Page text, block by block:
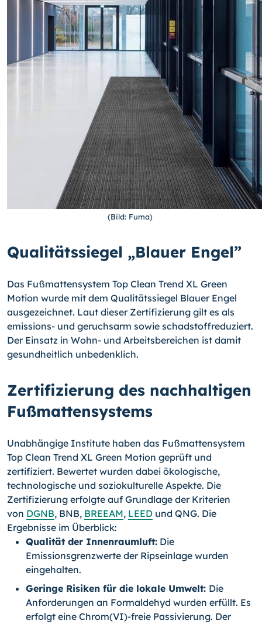
(Bild: Fuma)
Qualitätssiegel „Blauer Engel”
Das Fußmattensystem Top Clean Trend XL Green
Motion wurde mit dem Qualitätssiegel Blauer Engel
ausgezeichnet. Laut dieser Zertifizierung gilt es als
emissions- und geruchsarm sowie schadstoffreduziert.
Der Einsatz in Wohn- und Arbeitsbereichen ist damit
gesundheitlich unbedenklich.
Zertifizierung des nachhaltigen
Fußmattensystems
Unabhängige Institute haben das Fußmattensystem
Top Clean Trend XL Green Motion geprüft und
zertifiziert. Bewertet wurden dabei ökologische,
technologische und soziokulturelle Aspekte. Die
Zertifizierung erfolgte auf Grundlage der Kriterien
von DGNB, BNB, BREEAM, LEED und QNG. Die
Ergebnisse im Überblick:
Qualität der Innenraumluft: Die
Emissionsgrenzwerte der Ripseinlage wurden
eingehalten.
Geringe Risiken für die lokale Umwelt: Die
Anforderungen an Formaldehyd wurden erfüllt. Es
erfolgt eine Chrom(VI)-freie Passivierung. Der